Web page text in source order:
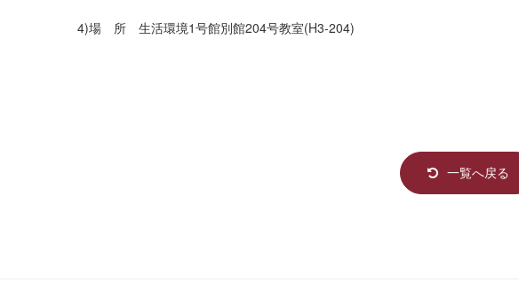
4)場 所 生活環境1号館別館204号教室(H3-204)
一覧へ戻る